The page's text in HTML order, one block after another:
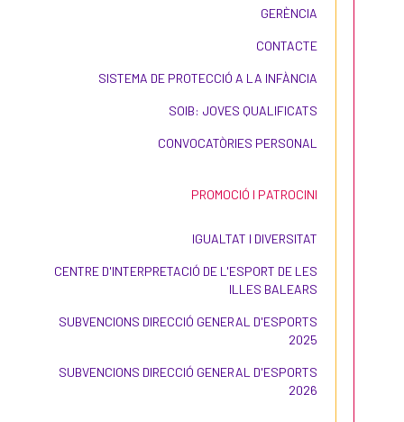
GERÈNCIA
CONTACTE
SISTEMA DE PROTECCIÓ A LA INFÀNCIA
SOIB: JOVES QUALIFICATS
CONVOCATÒRIES PERSONAL
PROMOCIÓ I PATROCINI
IGUALTAT I DIVERSITAT
CENTRE D'INTERPRETACIÓ DE L'ESPORT DE LES
ILLES BALEARS
SUBVENCIONS DIRECCIÓ GENERAL D'ESPORTS
2025
SUBVENCIONS DIRECCIÓ GENERAL D'ESPORTS
2026